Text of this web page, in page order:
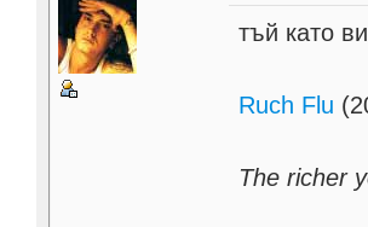
тъй като
Ruch Flu
The richer